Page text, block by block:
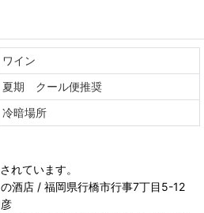
ワイン
夏期 クール便推奨
冷暗場所
れています。
酒店 / 福岡県行橋市行事7丁目5-12